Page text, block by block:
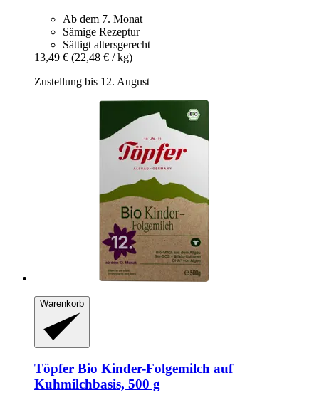
Ab dem 7. Monat
Sämige Rezeptur
Sättigt altersgerecht
13,49 € (22,48 € / kg)
Zustellung bis 12. August
Warenkorb
Töpfer Bio Kinder-​Folgemilch auf
Kuhmilchbasis, 500 g